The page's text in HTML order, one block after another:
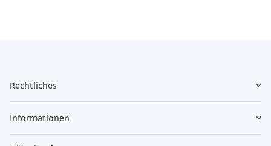
Rechtliches
Informationen